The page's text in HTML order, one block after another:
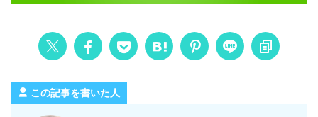
この記事を書いた人